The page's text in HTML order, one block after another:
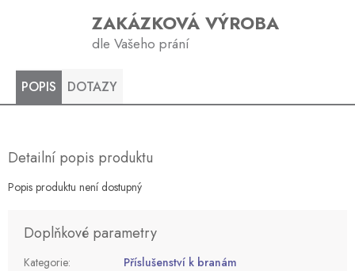
ZAKÁZKOVÁ VÝROBA
dle Vašeho prání
POPIS DOTAZY
Detailní popis produktu
Popis produktu není dostupný
Doplňkové parametry
Kategorie:
Příslušenství k branám